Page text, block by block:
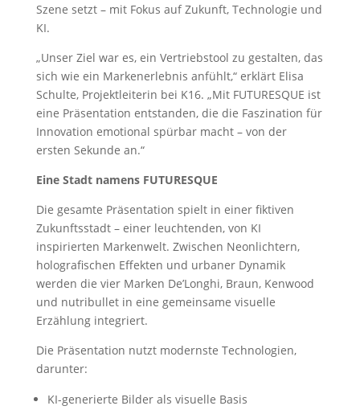
Szene setzt – mit Fokus auf Zukunft, Technologie und
KI.
„Unser Ziel war es, ein Vertriebstool zu gestalten, das
sich wie ein Markenerlebnis anfühlt,“ erklärt Elisa
Schulte, Projektleiterin bei K16. „Mit FUTURESQUE ist
eine Präsentation entstanden, die die Faszination für
Innovation emotional spürbar macht – von der
ersten Sekunde an.“
Eine Stadt namens FUTURESQUE
Die gesamte Präsentation spielt in einer fiktiven
Zukunftsstadt – einer leuchtenden, von KI
inspirierten Markenwelt. Zwischen Neonlichtern,
holografischen Effekten und urbaner Dynamik
werden die vier Marken De’Longhi, Braun, Kenwood
und nutribullet in eine gemeinsame visuelle
Erzählung integriert.
Die Präsentation nutzt modernste Technologien,
darunter:
KI-generierte Bilder als visuelle Basis